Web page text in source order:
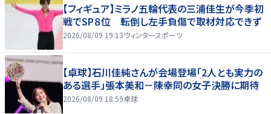
【フィギュア】ミラノ五輪代表の三浦佳生が今季初
戦でSP８位 転倒し左手負傷で取材対応できず
2026/08/09 19:13ウィンタースポーツ
【卓球】石川佳純さんが会場登場「2人とも実力の
ある選手」張本美和－陳幸同の女子決勝に期待
2026/08/09 18:59卓球